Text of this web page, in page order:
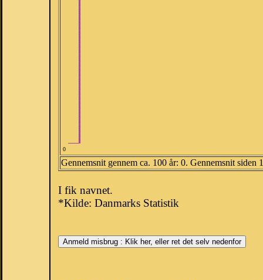
0
Gennemsnit gennem ca. 100 år: 0. Gennemsnit siden
I fik navnet.
*Kilde: Danmarks Statistik